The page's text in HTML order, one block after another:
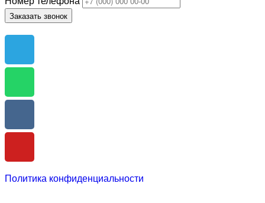
Заказать звонок
Политика конфиденциальности